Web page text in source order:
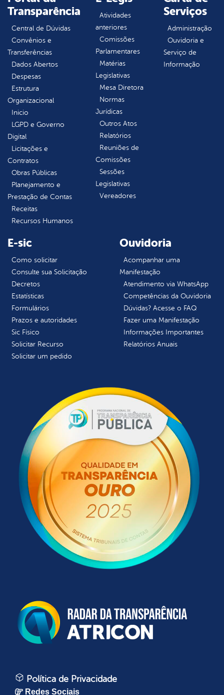
Transparência
Central de Dúvidas
Convênios e
Transferências
Dados Abertos
Despesas
Estrutura
Organizacional
Inicio
LGPD e Governo
Digital
Licitações e
Contratos
Obras Públicas
Planejamento e
Prestação de Contas
Receitas
Recursos Humanos
Atividades
anteriores
Comissões
Parlamentares
Matérias
Legislativas
Mesa Diretora
Normas
Jurídicas
Outros Atos
Relatórios
Reuniões de
Comissões
Sessões
Legislativas
Vereadores
Serviços
Administração
Ouvidoria e
Serviço de
Informação
E-sic
Como solicitar
Consulte sua Solicitação
Decretos
Estatísticas
Formulários
Prazos e autoridades
Sic Físico
Solicitar Recurso
Solicitar um pedido
Ouvidoria
Acompanhar uma
Manifestação
Atendimento via WhatsApp
Competências da Ouvidoria
Dúvidas? Acesse o FAQ
Fazer uma Manifestação
Informações Importantes
Relatórios Anuais
Política de Privacidade
Redes Sociais